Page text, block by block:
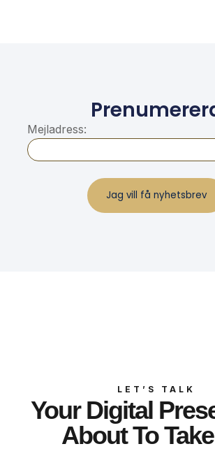
Mejladress:
LET’S TALK
Your Digital
About To